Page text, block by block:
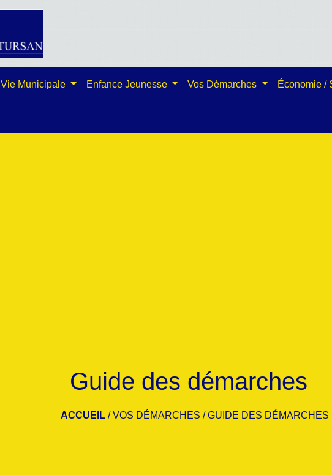
Vie Municipale Enfance Jeunesse Vos Démarches Économie /
Guide des démarches
ACCUEIL /VOS DÉMARCHES /GUIDE DES DÉMARCHES